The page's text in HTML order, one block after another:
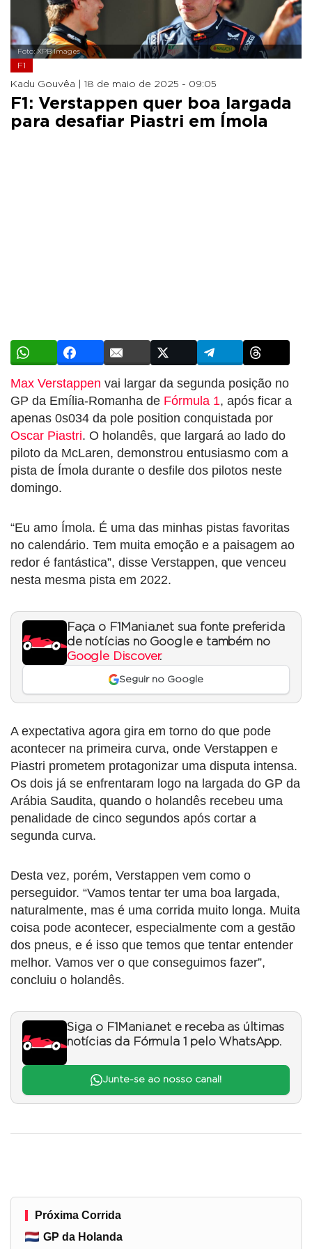
Foto: XPB Images
F1
Kadu Gouvêa | 18 de maio de 2025 - 09:05
F1: Verstappen quer boa largada
para desafiar Piastri em Ímola
Max Verstappen vai largar da segunda posição no
GP da Emília-Romanha de Fórmula 1, após ficar a
apenas 0s034 da pole position conquistada por
Oscar Piastri. O holandês, que largará ao lado do
piloto da McLaren, demonstrou entusiasmo com a
pista de Ímola durante o desfile dos pilotos neste
domingo.
“Eu amo Ímola. É uma das minhas pistas favoritas
no calendário. Tem muita emoção e a paisagem ao
redor é fantástica”, disse Verstappen, que venceu
nesta mesma pista em 2022.
Faça o F1Mania.net sua fonte preferida
de notícias no Google e também no
Google Discover.
Seguir no Google
A expectativa agora gira em torno do que pode
acontecer na primeira curva, onde Verstappen e
Piastri prometem protagonizar uma disputa intensa.
Os dois já se enfrentaram logo na largada do GP da
Arábia Saudita, quando o holandês recebeu uma
penalidade de cinco segundos após cortar a
segunda curva.
Desta vez, porém, Verstappen vem como o
perseguidor. “Vamos tentar ter uma boa largada,
naturalmente, mas é uma corrida muito longa. Muita
coisa pode acontecer, especialmente com a gestão
dos pneus, e é isso que temos que tentar entender
melhor. Vamos ver o que conseguimos fazer”,
concluiu o holandês.
Siga o F1Mania.net e receba as últimas
notícias da Fórmula 1 pelo WhatsApp.
Junte-se ao nosso canal!
Próxima Corrida
GP da Holanda